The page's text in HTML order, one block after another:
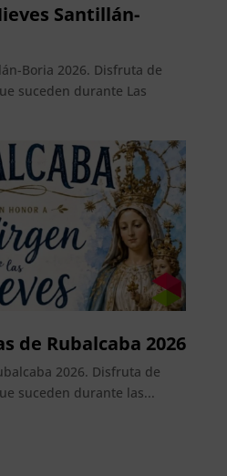
Santillán-
Boria 2026. Disfruta de
suceden durante Las
de Rubalcaba 2026
2026. Disfruta de
suceden durante las...